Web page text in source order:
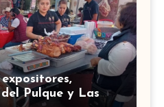
Pulque y Las